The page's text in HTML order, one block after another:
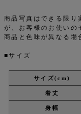
商品写真はできる限り
が、お客様のお使いの
商品と色味が異なる場
■サイズ
サイズ(cm)
着丈
身幅